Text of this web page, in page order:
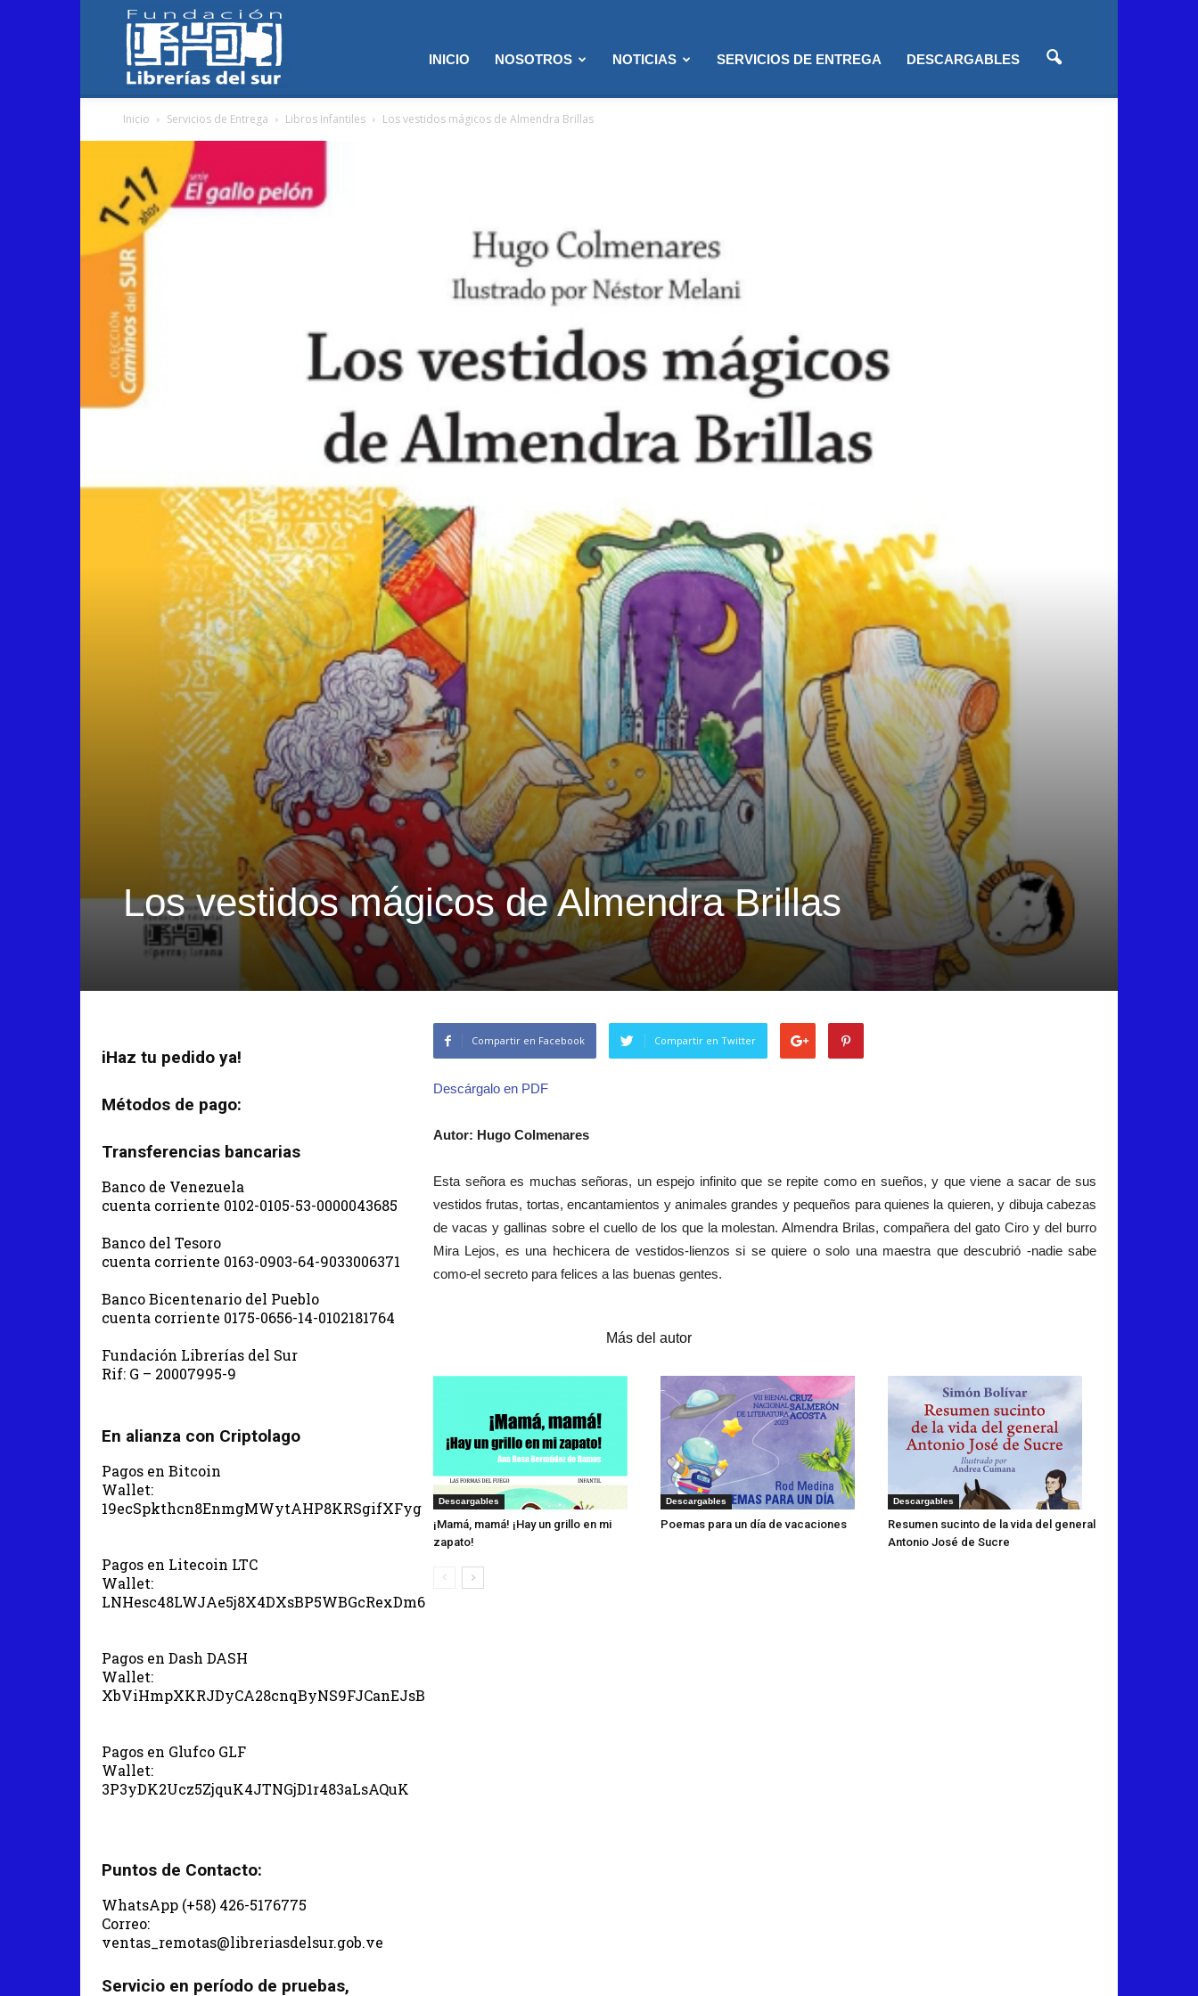
Librerías
Sur
INICIO NOSOTROS NOTICIAS SERVICIOS DE ENTREGA DESCARGABLES
Inicio Servicios de Entrega Libros Infantiles Los vestidos mágicos de Almendra Brillas
Los vestidos mágicos de Almendra Brillas
Compartir en Facebook Compartir en Twitter
Descárgalo en PDF
Autor: Hugo Colmenares
Esta señora es muchas señoras, un espejo infinito que se repite como en sueños, y que viene a sacar de sus
vestidos frutas, tortas, encantamientos y animales grandes y pequeños para quienes la quieren, y dibuja cabezas
de vacas y gallinas sobre el cuello de los que la molestan. Almendra Brilas, compañera del gato Ciro y del burro
Mira Lejos, es una hechicera de vestidos-lienzos si se quiere o solo una maestra que descubrió -nadie sabe
como-el secreto para felices a las buenas gentes.
Más del autor
Descargables
¡Mamá, mamá! ¡Hay un grillo en mi
zapato!
Descargables
Poemas para un día de vacaciones
Descargables
Resumen sucinto de la vida del general
Antonio José de Sucre
iHaz tu pedido ya!
Métodos de pago:
Transferencias bancarias
Banco de Venezuela
cuenta corriente 0102-0105-53-0000043685
Banco del Tesoro
cuenta corriente 0163-0903-64-9033006371
Banco Bicentenario del Pueblo
cuenta corriente 0175-0656-14-0102181764
Fundación Librerías del Sur
Rif: G – 20007995-9
En alianza con Criptolago
Pagos en Bitcoin
Wallet:
19ecSpkthcn8EnmgMWytAHP8KRSgifXFyg
Pagos en Litecoin LTC
Wallet:
LNHesc48LWJAe5j8X4DXsBP5WBGcRexDm6
Pagos en Dash DASH
Wallet:
XbViHmpXKRJDyCA28cnqByNS9FJCanEJsB
Pagos en Glufco GLF
Wallet:
3P3yDK2Ucz5ZjquK4JTNGjD1r483aLsAQuK
Puntos de Contacto:
WhatsApp (+58) 426-5176775
Correo:
ventas_remotas@libreriasdelsur.gob.ve
Servicio en período de pruebas,